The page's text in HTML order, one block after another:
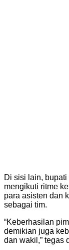
Di sisi lain,
mengikuti ritme
para asisten dan
sebagai tim.
“Keberhasilan
demikian juga
dan wakil,” tegas